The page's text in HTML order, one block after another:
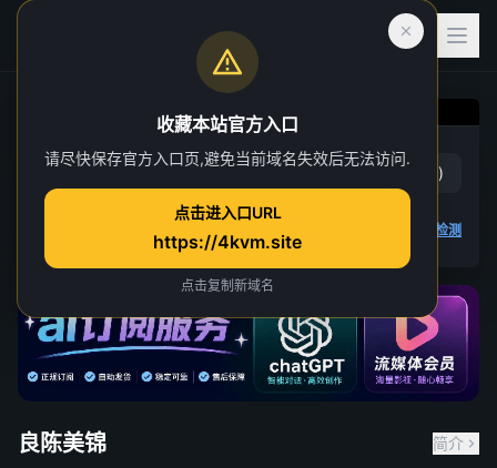
良陈美锦
第 32 集
赞 ( 6 )
播放检测
良陈美锦
简介
收藏本站官方入口
请尽快保存官方入口页,避免当前域名失效后无法访问.
点击进入口URL
https://4kvm.site
点击复制新域名